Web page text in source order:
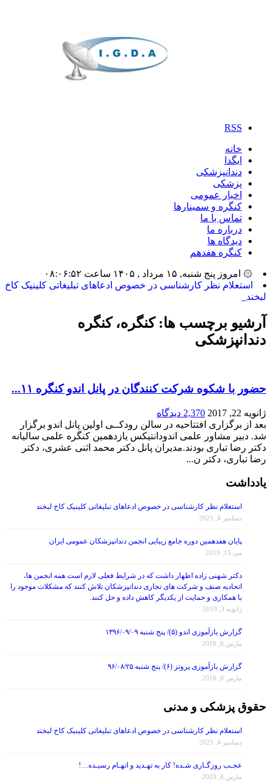
RSS
خانه
ایگدا
دندانپزشکی
پزشکی
اخبار عمومی
کنگره و سمینارها
تماس با ما
درباره ما
دیدگاه ها
کنگره هفدهم
۞ امروز پنج شنبه, ۱۵ مرداد , ۱۴۰۵ ساعت ۰۸:۰۶:۵۲
استعلام نظر کارشناسی در خصوص ادعاهای تبلیغاتی کلینیک کاخ
لبخند_
آرشیو برچسب ها:کنگره، کنگره
دندانپزشکی
حضور با شکوه شرکت کنندگان در پانل اندو کنگره ۱۱...
ژانویه 22, 2017
2,370 دیدگاه
بعد از برگزاری افتتاحیه در سالن رودکــی اولین پانل اندو برگزار
شد. دبیر مشاور علمی اندودانتیکس یازدهمین کنگره علمی سالیانه
دکتر رضا تباری بودند.مدیران پانل دکتر محمد اثنی عشری، دکتر
رضا تباری، دکتر ن...
یادداشت
استعلام نظر کارشناسی در خصوص ادعاهای تبلیغاتی کلینیک کاخ لبخند
دسامبر 4, 2025
پایان هفدهمین دوره جامع زیبایی انجمن دندانپزشکان عمومی ایران
می 15, 2019
دکتر شهنی زاده اظهار داشت که در شرایط فعلی لازم است همه انجمن ها،
اتحادیه صنف و شرکت های تجاری دندانپزشکان تلاش کنند که مشکلات موجود را
با همکاری و حمایت از یکدیگر کاهش داده و حل کنند.
ژانویه 3, 2019
گزارش بازآموزی اندو (۵)/ پنج شنبه ۱۳۹۶/۰۹/۰۹
مارس 8, 2018
گزارش بازآموزی پروتز (۶)/ پنج شنبه ۹۶/۰۸/۲۵
مارس 8, 2018
حقوق پزشکی و مدنی
استعلام نظر کارشناسی در خصوص ادعاهای تبلیغاتی کلینیک کاخ لبخند
دسامبر 4, 2025
عجـب روزگـاری شـده! کار به تهـدید و اتهـام رسیـده…!
مارس 8, 2019